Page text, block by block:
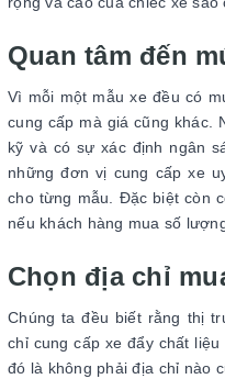
Quan tâm đến
Vì mỗi một mẫu xe đều có
cung cấp mà giá cũng khác.
kỹ và có sự xác định ngân
những đơn vị cung cấp xe
cho từng mẫu. Đặc biệt còn
nếu khách hàng mua số
Chọn địa chỉ
Chúng ta đều biết rằng thị
chỉ cung cấp xe đẩy chất
đó là không phải địa chỉ nào